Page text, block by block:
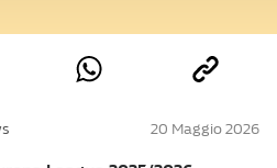
20 Maggio 2026